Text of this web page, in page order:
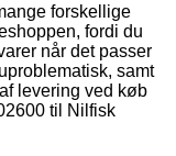
forskellige
fordi du
når det passer
samt
levering ved køb
til Nilfisk